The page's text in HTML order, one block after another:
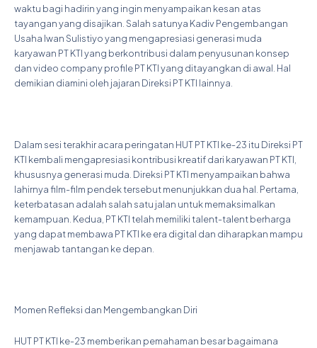
waktu bagi hadirin yang ingin menyampaikan kesan atas
tayangan yang disajikan. Salah satunya Kadiv Pengembangan
Usaha Iwan Sulistiyo yang mengapresiasi generasi muda
karyawan PT KTI yang berkontribusi dalam penyusunan konsep
dan video company profile PT KTI yang ditayangkan di awal. Hal
demikian diamini oleh jajaran Direksi PT KTI lainnya.
Dalam sesi terakhir acara peringatan HUT PT KTI ke-23 itu Direksi PT
KTI kembali mengapresiasi kontribusi kreatif dari karyawan PT KTI,
khususnya generasi muda. Direksi PT KTI menyampaikan bahwa
lahirnya film-film pendek tersebut menunjukkan dua hal. Pertama,
keterbatasan adalah salah satu jalan untuk memaksimalkan
kemampuan. Kedua, PT KTI telah memiliki talent-talent berharga
yang dapat membawa PT KTI ke era digital dan diharapkan mampu
menjawab tantangan ke depan.
Momen Refleksi dan Mengembangkan Diri
HUT PT KTI ke-23 memberikan pemahaman besar bagaimana